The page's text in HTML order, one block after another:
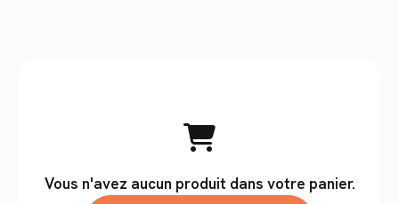
Vous n'avez aucun produit dans votre panier.